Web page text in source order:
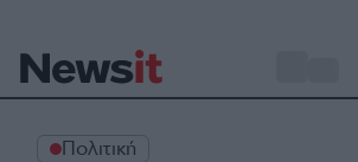
Πολιτική